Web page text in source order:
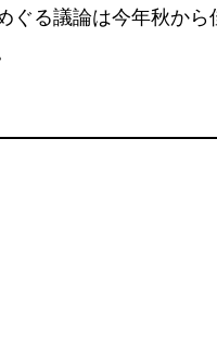
ぐる議論は今年秋か